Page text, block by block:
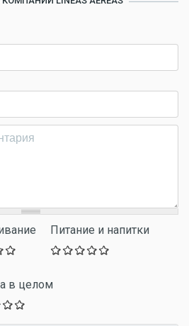
Питание и напитки
в целом